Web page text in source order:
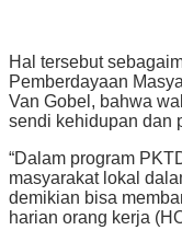
Hal tersebut
Pemberdayaan
Van Gobel, bahwa
sendi kehidupan dan
“Dalam program
masyarakat lokal
demikian bisa
harian orang kerja